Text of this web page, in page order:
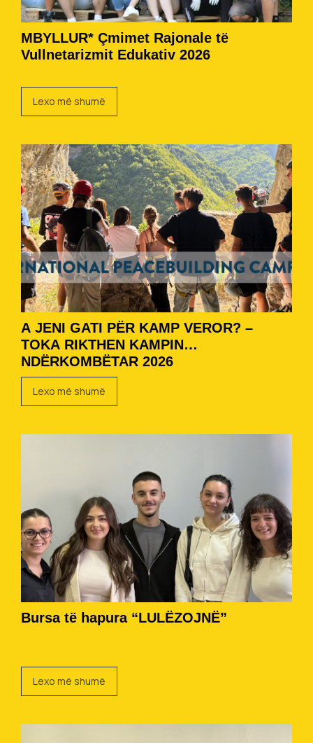
MBYLLUR* Çmimet Rajonale të
Vullnetarizmit Edukativ 2026
Lexo më shumë
A JENI GATI PËR KAMP VEROR? –
TOKA RIKTHEN KAMPIN
NDËRKOMBËTAR 2026
Lexo më shumë
Bursa të hapura “LULËZOJNË”
Lexo më shumë